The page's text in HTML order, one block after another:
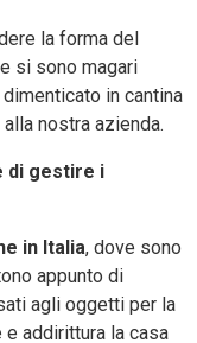
la forma del
si sono magari
in cantina
nostra azienda.
di gestire i
in Italia, dove sono
appunto di
agli oggetti per la
addirittura la casa